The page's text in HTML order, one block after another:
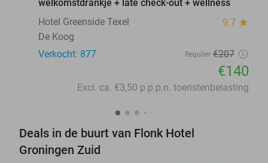
welkomstdrankje + late check-out + wellness
Hotel Greenside Texel
9.7 star
De Koog
Verkocht: 877
Regulier €207
€140
Excl. ca. €3,50 p.p.p.n. toeristenbelasting
Deals in de buurt van Flonk Hotel
Groningen Zuid